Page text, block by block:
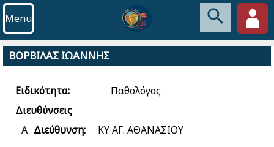
Menu
ΒΟΡΒΙΛΑΣ ΙΩΑΝΝΗΣ
Ειδικότητα:
Παθολόγος
Διευθύνσεις
Α Διεύθυνση:
ΚΥ ΑΓ. ΑΘΑΝΑΣΙΟΥ